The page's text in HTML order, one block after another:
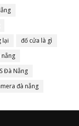
lại
đố cửa là gì
nẵng
Đà Nẵng
đà nẵng